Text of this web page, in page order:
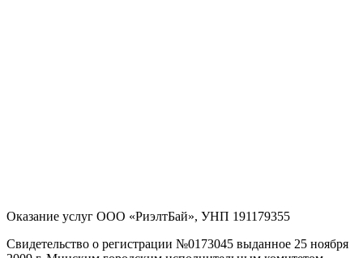
Оказание услуг ООО «РиэлтБай», УНП 191179355
Свидетельство о регистрации №0173045 выданное 25 ноября